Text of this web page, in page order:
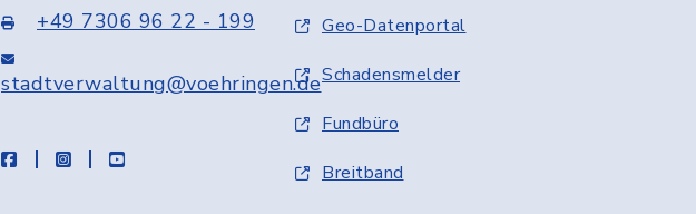
+49 7306 96 22 - 199
stadtverwaltung@voehringen.de
facebookinstagramyoutube
Geo-Datenportal
Schadensmelder
Fundbüro
Breitband